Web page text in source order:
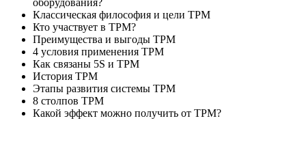
оборудования?
Классическая философия и цели TPM
Кто участвует в TPM?
Преимущества и выгоды TPM
4 условия применения TPM
Как связаны 5S и TPM
История TPM
Этапы развития системы TPM
8 столпов TPM
Какой эффект можно получить от TPM?